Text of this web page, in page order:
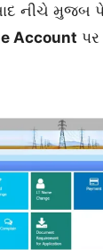
નીચે મુજબ
Account પર